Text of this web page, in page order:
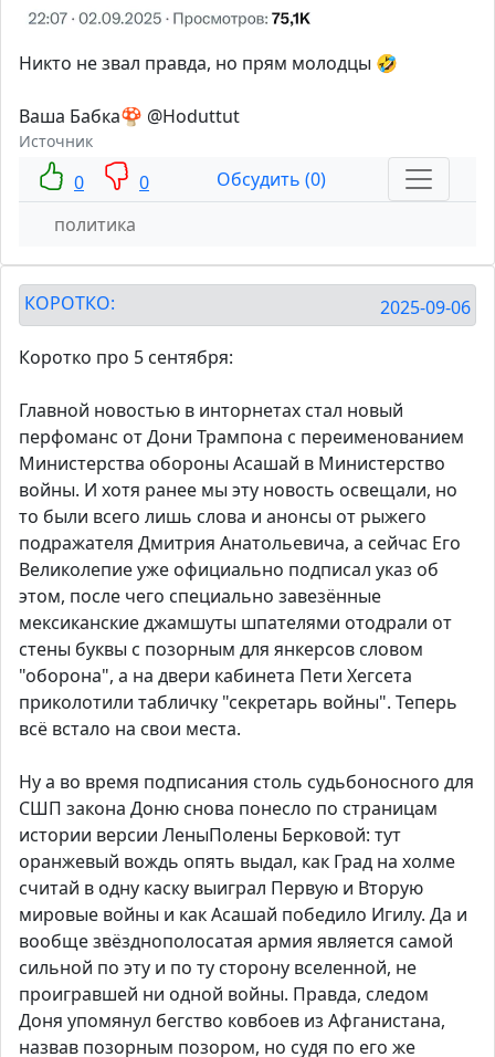
Никто не звал правда, но прям молодцы 🤣
Ваша Бабка🍄 @Hoduttut
Источник
0 0
Обсудить (0)
политика
КОРОТКО: 2025-09-06
Коротко про 5 сентября:
Главной новостью в инторнетах стал новый
перфоманс от Дони Трампона с переименованием
Министерства обороны Асашай в Министерство
войны. И хотя ранее мы эту новость освещали, но
то были всего лишь слова и анонсы от рыжего
подражателя Дмитрия Анатольевича, а сейчас Его
Великолепие уже официально подписал указ об
этом, после чего специально завезённые
мексиканские джамшуты шпателями отодрали от
стены буквы с позорным для янкерсов словом
"оборона", а на двери кабинета Пети Хегсета
приколотили табличку "секретарь войны". Теперь
всё встало на свои места.
Ну а во время подписания столь судьбоносного для
СШП закона Доню снова понесло по страницам
истории версии ЛеныПолены Берковой: тут
оранжевый вождь опять выдал, как Град на холме
считай в одну каску выиграл Первую и Вторую
мировые войны и как Асашай победило Игилу. Да и
вообще звёзднополосатая армия является самой
сильной по эту и по ту сторону вселенной, не
проигравшей ни одной войны. Правда, следом
Доня упомянул бегство ковбоев из Афганистана,
назвав позорным позором, но судя по его же